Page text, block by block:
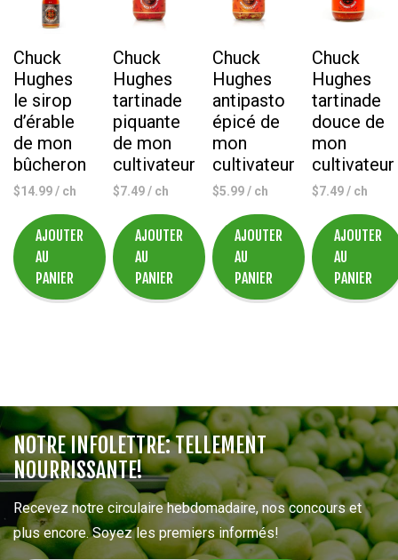
ML
Chuck
Hughes
le sirop
d’érable
de mon
bûcheron
$14.99/ ch
AJOUTER
AU
PANIER
Chuck
Hughes
tartinade
piquante
de mon
cultivateur
$7.49/ ch
AJOUTER
AU
PANIER
Chuck
Hughes
antipasto
épicé de
mon
cultivateur
$5.99/ ch
AJOUTER
AU
PANIER
Chuck
Hughes
tartinade
douce de
mon
cultivateur
$7.49/ ch
AJOUTER
AU
PANIER
NOTRE INFOLETTRE: TELLEMENT
NOURRISSANTE!
Recevez notre circulaire hebdomadaire, nos concours et
plus encore. Soyez les premiers informés!